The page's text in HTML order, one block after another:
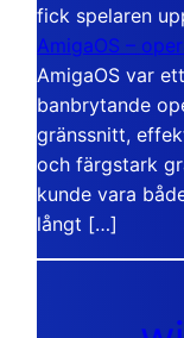
fick spelaren
AmigaOS –
AmigaOS var
banbrytande
gränssnitt,
och färgstark
kunde vara
långt […]